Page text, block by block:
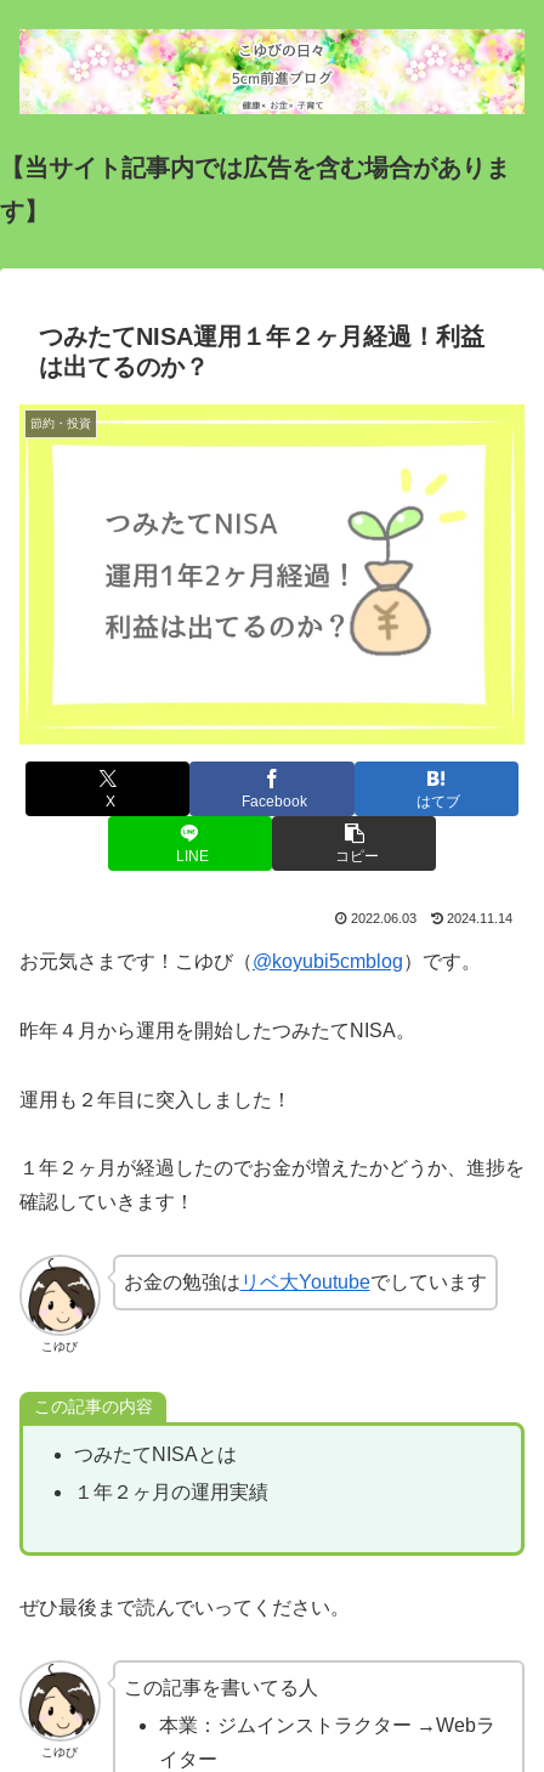
【当サイト記事内では広告を含む場合がありま
す】
つみたてNISA運用１年２ヶ月経過！利益
は出てるのか？
節約・投資
X Facebook はてブ
LINE コピー
2022.06.03 2024.11.14
お元気さまです！こゆび（@koyubi5cmblog）です。
昨年４月から運用を開始したつみたてNISA。
運用も２年目に突入しました！
１年２ヶ月が経過したのでお金が増えたかどうか、進捗を
確認していきます！
こゆび
お金の勉強は リベ大Youtubeでしています
この記事の内容
つみたてNISAとは
１年２ヶ月の運用実績
ぜひ最後まで読んでいってください。
こゆび
この記事を書いてる人
本業：ジムインストラクター →Webラ
イター